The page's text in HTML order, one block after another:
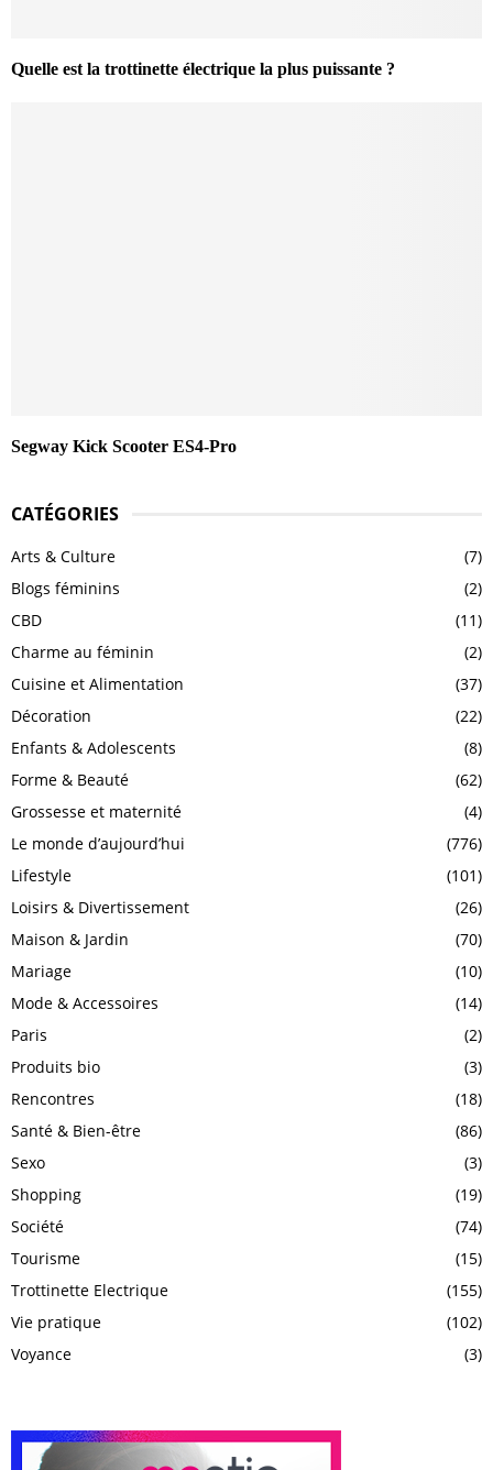
Quelle est la trottinette électrique la plus puissante ?
Segway Kick Scooter ES4-Pro
CATÉGORIES
Arts & Culture
(7)
Blogs féminins
(2)
CBD
(11)
Charme au féminin
(2)
Cuisine et Alimentation
(37)
Décoration
(22)
Enfants & Adolescents
(8)
Forme & Beauté
(62)
Grossesse et maternité
(4)
Le monde d’aujourd’hui
(776)
Lifestyle
(101)
Loisirs & Divertissement
(26)
Maison & Jardin
(70)
Mariage
(10)
Mode & Accessoires
(14)
Paris
(2)
Produits bio
(3)
Rencontres
(18)
Santé & Bien-être
(86)
Sexo
(3)
Shopping
(19)
Société
(74)
Tourisme
(15)
Trottinette Electrique
(155)
Vie pratique
(102)
Voyance
(3)